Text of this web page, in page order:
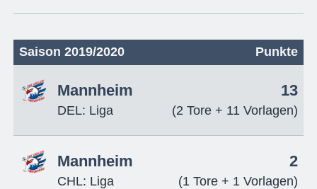
Saison 2019/2020 Punkte
Mannheim
DEL: Liga
13
(2 Tore + 11 Vorlagen)
Mannheim
CHL: Liga
2
(1 Tore + 1 Vorlagen)